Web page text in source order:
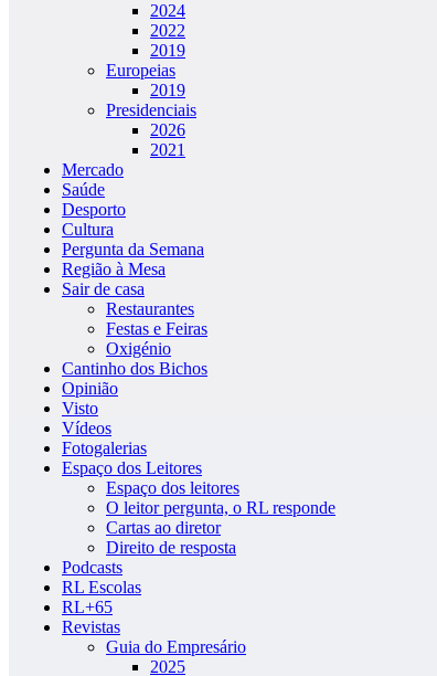
2024
2022
2019
Europeias
2019
Presidenciais
2026
2021
Mercado
Saúde
Desporto
Cultura
Pergunta da Semana
Região à Mesa
Sair de casa
Restaurantes
Festas e Feiras
Oxigénio
Cantinho dos Bichos
Opinião
Visto
Vídeos
Fotogalerias
Espaço dos Leitores
Espaço dos leitores
O leitor pergunta, o RL responde
Cartas ao diretor
Direito de resposta
Podcasts
RL Escolas
RL+65
Revistas
Guia do Empresário
2025